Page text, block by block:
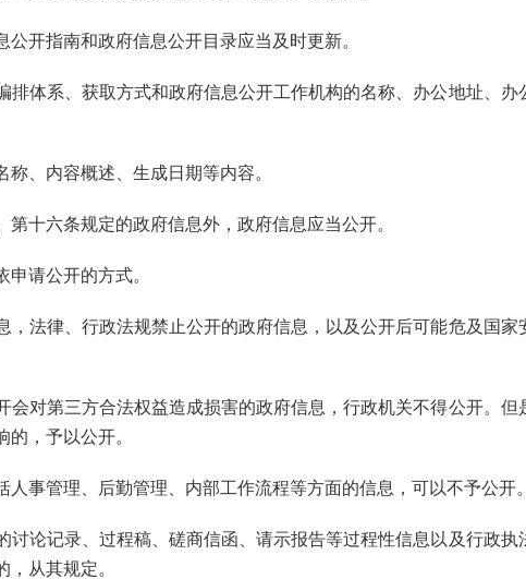
开指南和政府信息公开目录应当及时更新。
排体系、获取方式和政府信息公开工作机构的名称、办公地址、办
、内容概述、生成日期等内容。
十六条规定的政府信息外，政府信息应当公开。
请公开的方式。
法律、行政法规禁止公开的政府信息，以及公开后可能危及国家
对第三方合法权益造成损害的政府信息，行政机关不得公开。但
，予以公开。
事管理、后勤管理、内部工作流程等方面的信息，可以不予公开。
讨论记录、过程稿、磋商信函、请示报告等过程性信息以及行政执
从其规定。